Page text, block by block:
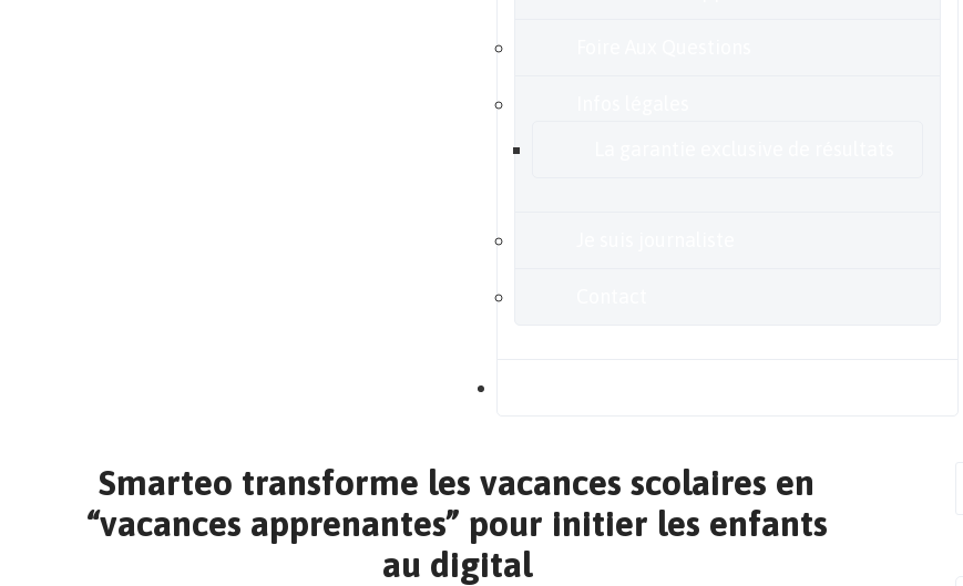
Smarteo transforme les vacances scolaires en
“vacances apprenantes” pour initier les enfants
au digital